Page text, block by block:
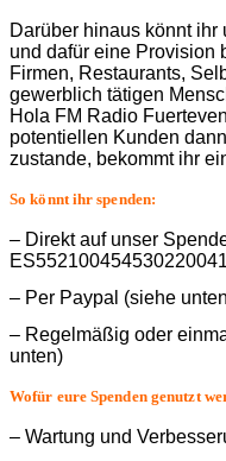
Darüber hinaus könnt
und dafür eine Provision
Firmen, Restaurants,
gewerblich tätigen
Hola FM Radio
potentiellen Kunden
zustande, bekommt ihr
So könnt ihr spenden:
– Direkt auf unser
– Per Paypal (siehe
– Regelmäßig oder
unten)
Wofür eure Spenden genutzt
– Wartung und